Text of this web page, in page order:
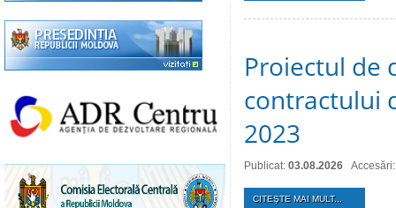
Proiectul de
contractului
2023
Publicat: 03.08.2026
CITEŞTE MAI MULT...